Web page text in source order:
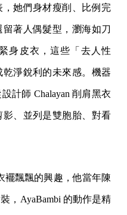
她們身材瘦削、比例完
著人偶髮型，瀏海如刀
身皮衣，這些「去人性
淨銳利的未來感。機器
計師 Chalayan 削肩黑衣
、並列是雙胞胎、對看
襬飄飄的興趣，他當年陳
，AyaBambi 的動作是精